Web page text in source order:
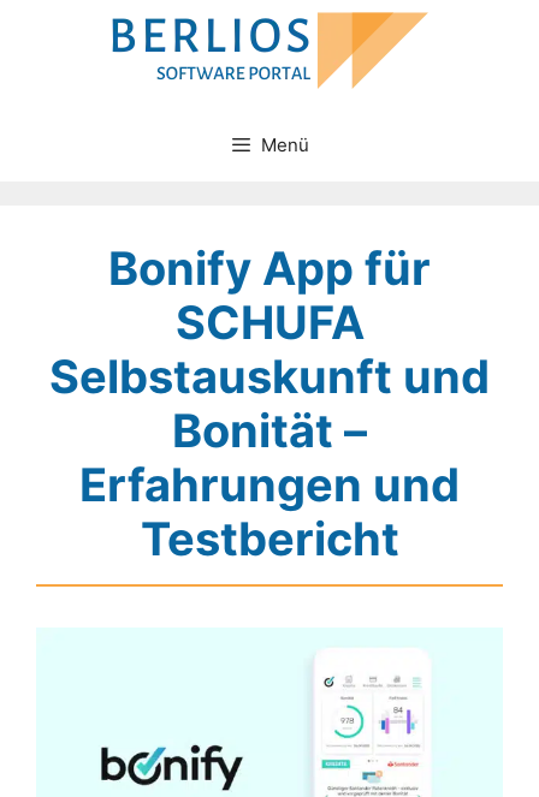
Menü
Bonify App für
SCHUFA
Selbstauskunft und
Bonität –
Erfahrungen und
Testbericht